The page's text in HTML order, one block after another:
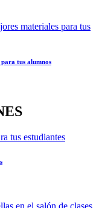
tus alumnos